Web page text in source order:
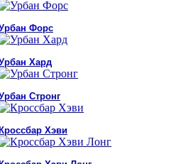
Форс
Хард
Стронг
Хэви